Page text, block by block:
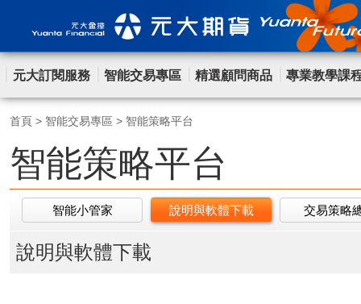
元大訂閱服務 智能交易專區 精選顧問商品 專業教學課
首頁 > 智能交易專區 > 智能策略平台
智能策略平台
智能小管家 說明與軟體下載 交易策略
說明與軟體下載